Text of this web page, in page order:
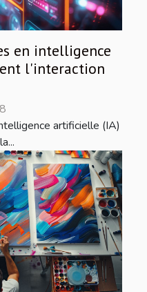
en intelligence
l'interaction
artificielle (IA)